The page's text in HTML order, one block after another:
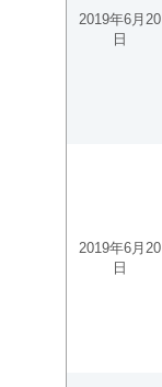
2019年6月20
日
2019年6月20
日